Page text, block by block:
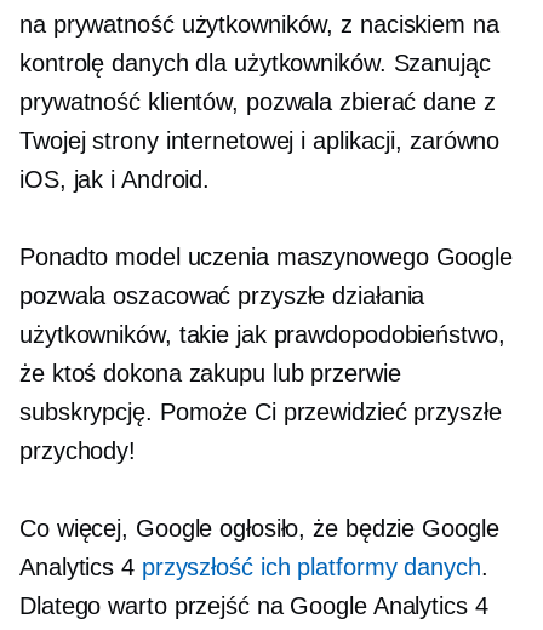
na prywatność użytkowników, z naciskiem na
kontrolę danych dla użytkowników. Szanując
prywatność klientów, pozwala zbierać dane z
Twojej strony internetowej i aplikacji, zarówno
iOS, jak i Android.
Ponadto model uczenia maszynowego Google
pozwala oszacować przyszłe działania
użytkowników, takie jak prawdopodobieństwo,
że ktoś dokona zakupu lub przerwie
subskrypcję. Pomoże Ci przewidzieć przyszłe
przychody!
Co więcej, Google ogłosiło, że będzie Google
Analytics 4 przyszłość ich platformy danych.
Dlatego warto przejść na Google Analytics 4